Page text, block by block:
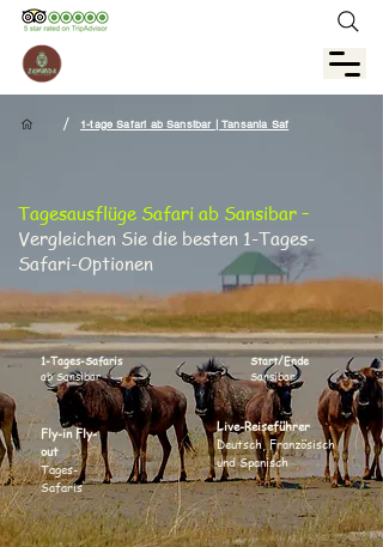
/ 1-tage Safari ab Sansibar | Tansania Saf
Tagesausflüge Safari ab Sansibar –
Vergleichen Sie die besten 1-Tages-
Safari-Optionen
1-Tages-Safaris
ab Sansibar
Fly-in Fly-
out
Tages-
Safaris
Start/Ende
Sansibar
Live-Reiseführer
Deutsch, Französisch
und Spanisch